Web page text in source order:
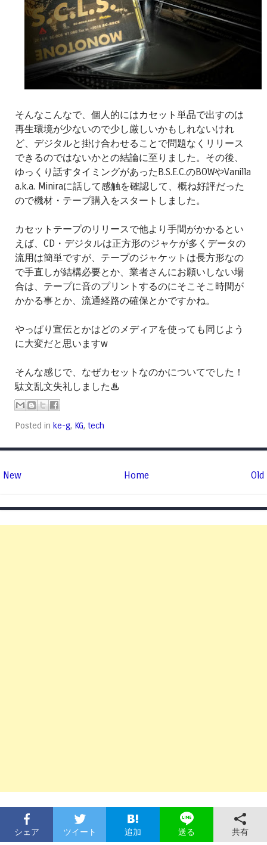
そんなこんなで、個人的にはカセット単品で出すのは
再生環境が少ないので少し厳しいかもしれないけれ
ど、デジタルと掛け合わせることで問題なくリリース
できるのではないかとの結論に至りました。その後、
ゆっくり話すタイミングがあったB.S.E.C.のBOWやVanilla
a.k.a. Miniraに話して感触を確認して、概ね好評だった
ので機材・テープ購入をスタートしました。
カセットテープのリリースで他より手間がかかるとい
えば、CD・デジタルは正方形のジャケが多くデータの
流用は簡単ですが、テープのジャケットは長方形なの
で手直しが結構必要とか、業者さんにお願いしない場
合は、テープに音のプリントするのにそこそこ時間が
かかる事とか、流通経路の確保とかですかね。
やっぱり宣伝とかはどのメディアを使っても同じよう
に大変だと思いますw
そんな感じで、なぜカセットなのかについてでした！
駄文乱文失礼しました♨
Posted in ke-g, KG, tech
New Old
Home
シェア ツイート 追加 送る 共有